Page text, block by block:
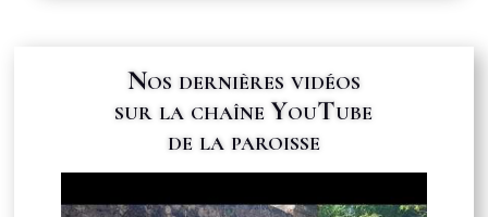
Nos dernières vidéos
sur la chaîne YouTube
de la paroisse